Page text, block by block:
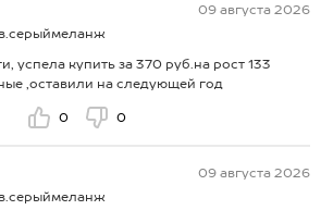
09 августа 2026
успела купить за 370 руб.на рост 133
,оставили на следующей год
0 0
09 августа 2026